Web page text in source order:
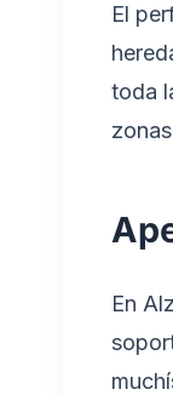
El
toda
En